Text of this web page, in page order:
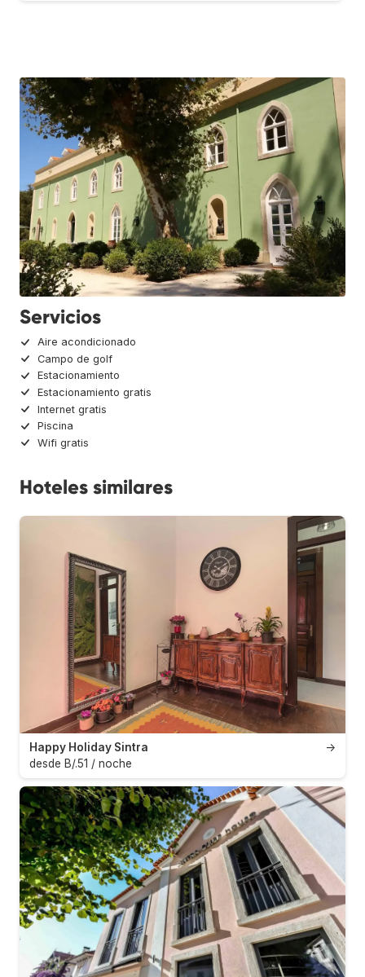
Servicios
Aire acondicionado
Campo de golf
Estacionamiento
Estacionamiento gratis
Internet gratis
Piscina
Wifi gratis
Hoteles similares
→
Happy Holiday Sintra
desde B/.51 / noche